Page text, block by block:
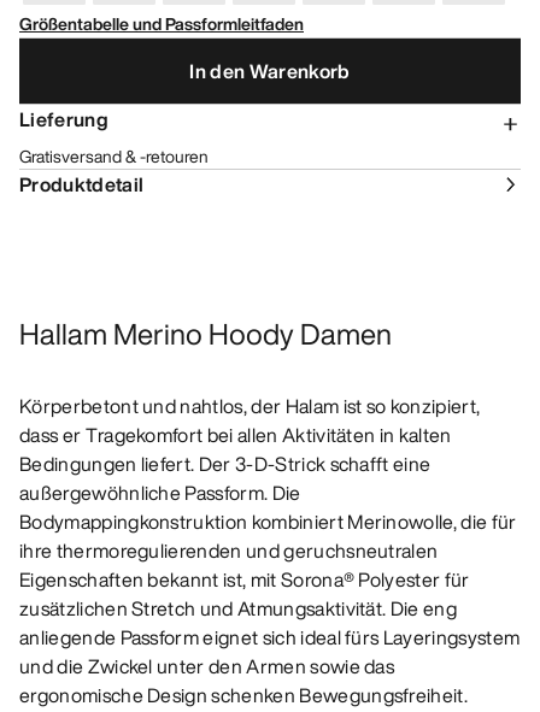
Größentabelle und Passformleitfaden
In den Warenkorb
Lieferung
Gratisversand & -retouren
Produktdetail
Hallam Merino Hoody Damen
Körperbetont und nahtlos, der Halam ist so konzipiert,
dass er Tragekomfort bei allen Aktivitäten in kalten
Bedingungen liefert. Der 3-D-Strick schafft eine
außergewöhnliche Passform. Die
Bodymappingkonstruktion kombiniert Merinowolle, die für
ihre thermoregulierenden und geruchsneutralen
Eigenschaften bekannt ist, mit Sorona® Polyester für
zusätzlichen Stretch und Atmungsaktivität. Die eng
anliegende Passform eignet sich ideal fürs Layeringsystem
und die Zwickel unter den Armen sowie das
ergonomische Design schenken Bewegungsfreiheit.